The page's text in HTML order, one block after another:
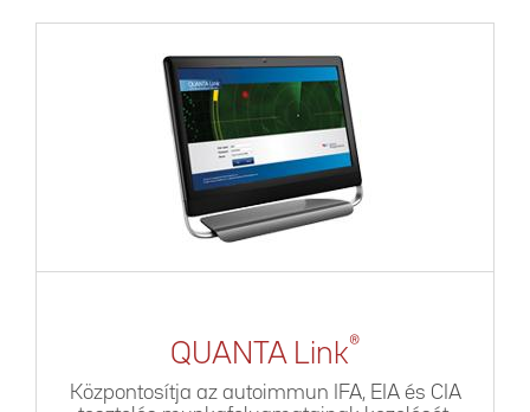
QUANTA Link®
Központosítja az autoimmun IFA, EIA és CIA